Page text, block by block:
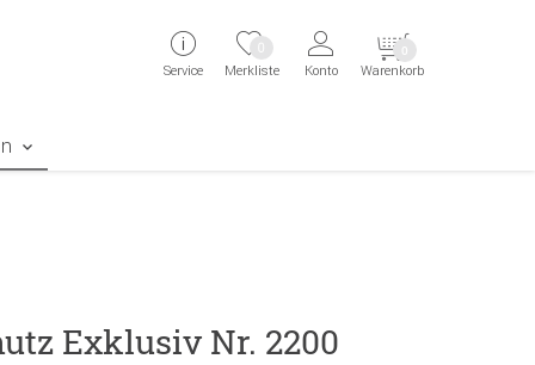
Service Merkliste
0
Konto Warenkorb
0
Exklusiv Nr. 2200